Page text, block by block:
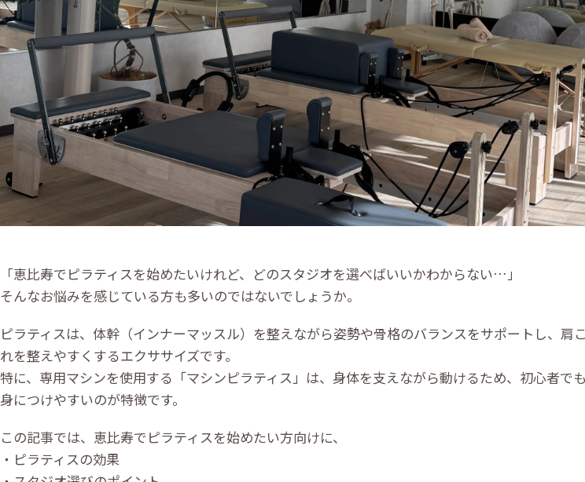
「恵比寿でピラティスを始めたいけれど、どのスタジオを選べばいいかわからない…」
そんなお悩みを感じている方も多いのではないでしょうか。
ピラティスは、体幹（インナーマッスル）を整えながら姿勢や骨格のバランスをサポートし、肩
れを整えやすくするエクササイズです。
特に、専用マシンを使用する「マシンピラティス」は、身体を支えながら動けるため、初心者で
身につけやすいのが特徴です。
この記事では、恵比寿でピラティスを始めたい方向けに、
・ピラティスの効果